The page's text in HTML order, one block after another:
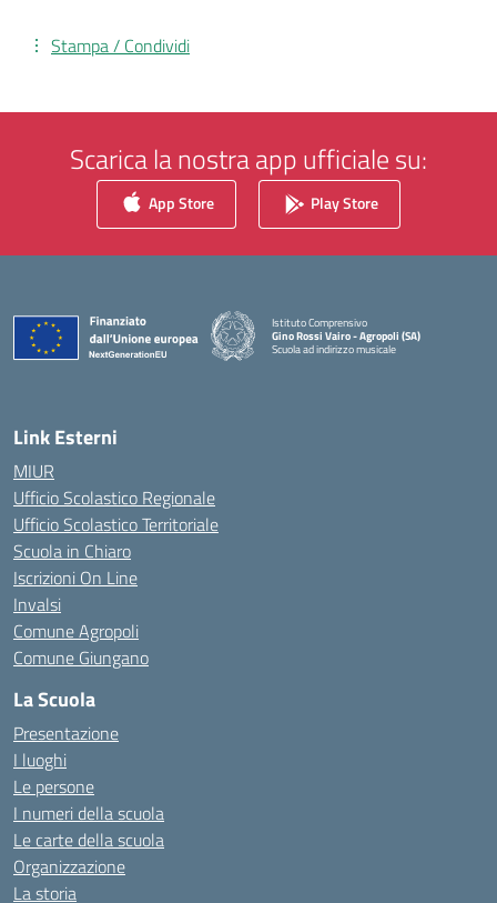
Stampa / Condividi
Scarica la nostra app ufficiale su:
App Store Play Store
Istituto Comprensivo
Gino Rossi Vairo - Agropoli (SA)
Scuola ad indirizzo musicale
Link Esterni
MIUR
Ufficio Scolastico Regionale
Ufficio Scolastico Territoriale
Scuola in Chiaro
Iscrizioni On Line
Invalsi
Comune Agropoli
Comune Giungano
La Scuola
Presentazione
I luoghi
Le persone
I numeri della scuola
Le carte della scuola
Organizzazione
La storia